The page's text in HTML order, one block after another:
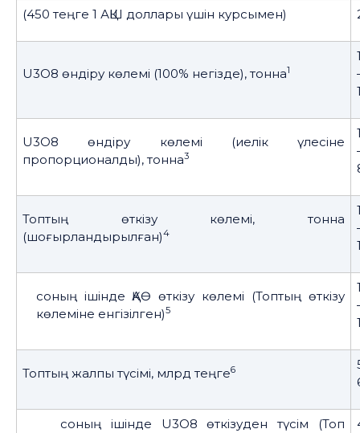
(450 теңге 1 АҚШ доллары үшін курсымен)
U3O8 өндіру көлемі (100% негізде), тонна1
U3O8 өндіру көлемі (иелік үлесіне
пропорционалды), тонна3
Топтың өткізу көлемі, тонна
(шоғырландырылған)4
соның ішінде ҚАӨ өткізу көлемі (Топтың өткізу
көлеміне енгізілген)5
Топтың жалпы түсімі, млрд теңге6
соның ішінде U3O8 өткізуден түсім (Топ